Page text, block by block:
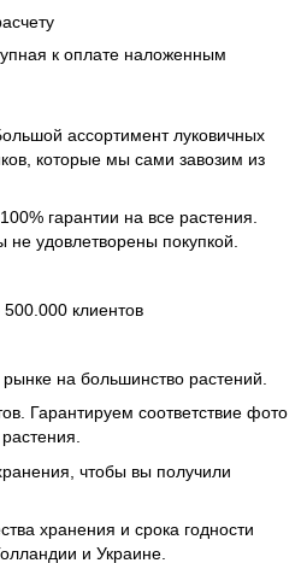
к оплате наложенным
ассортимент луковичных
которые мы сами завозим из
гарантии на все растения.
удовлетворены покупкой.
клиентов
на большинство растений.
Гарантируем соответствие фото
чтобы вы получили
хранения и срока годности
и Украине.